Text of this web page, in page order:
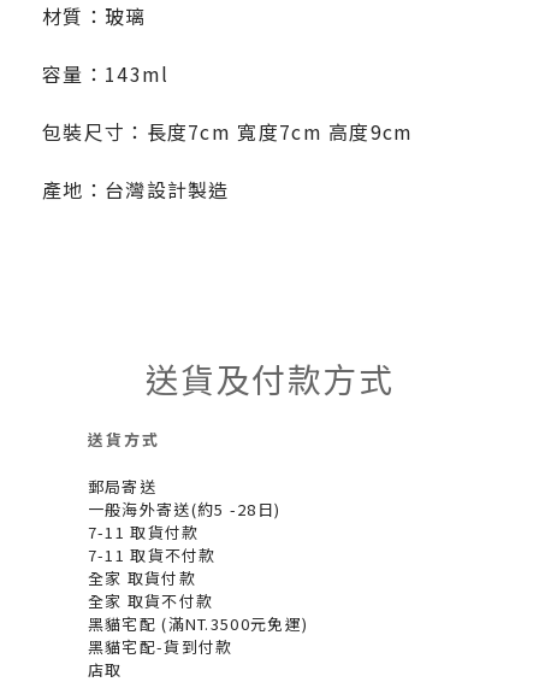
材質：玻璃
容量：143ml
包裝尺寸：長度7cm 寬度7cm 高度9cm
產地：台灣設計製造
送貨及付款方式
送貨方式
郵局寄送
一般海外寄送(約5 -28日)
7-11 取貨付款
7-11 取貨不付款
全家 取貨付款
全家 取貨不付款
黑貓宅配 (滿NT.3500元免運)
黑貓宅配-貨到付款
店取